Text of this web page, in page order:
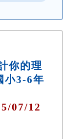
你的理
小3-6年
07/12